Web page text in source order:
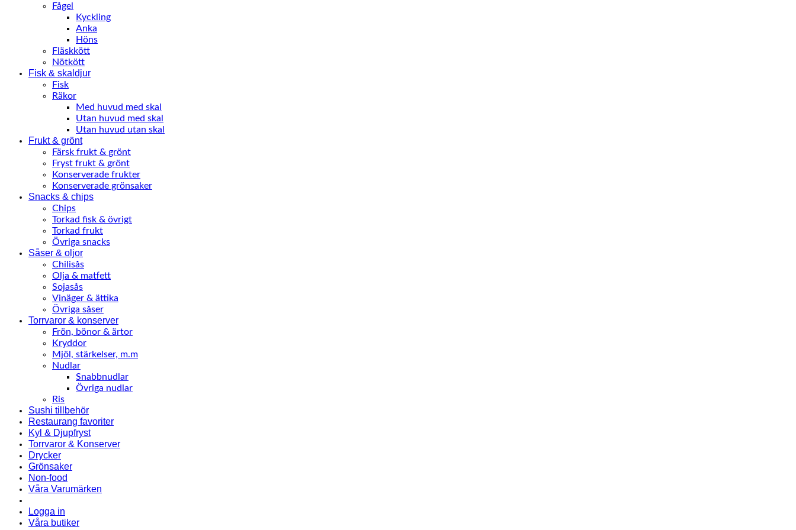
Fågel
Kyckling
Anka
Höns
Fläskkött
Nötkött
Fisk & skaldjur
Fisk
Räkor
Med huvud med skal
Utan huvud med skal
Utan huvud utan skal
Frukt & grönt
Färsk frukt & grönt
Fryst frukt & grönt
Konserverade frukter
Konserverade grönsaker
Snacks & chips
Chips
Torkad fisk & övrigt
Torkad frukt
Övriga snacks
Såser & oljor
Chilisås
Olja & matfett
Sojasås
Vinäger & ättika
Övriga såser
Torrvaror & konserver
Frön, bönor & ärtor
Kryddor
Mjöl, stärkelser, m.m
Nudlar
Snabbnudlar
Övriga nudlar
Ris
Sushi tillbehör
Restaurang favoriter
Kyl & Djupfryst
Torrvaror & Konserver
Drycker
Grönsaker
Non-food
Våra Varumärken
Logga in
Våra butiker